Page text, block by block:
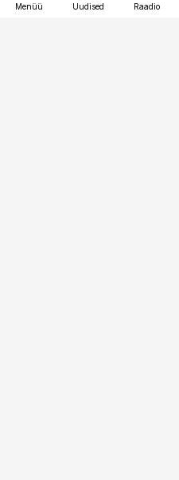
Menüü Uudised Raadio